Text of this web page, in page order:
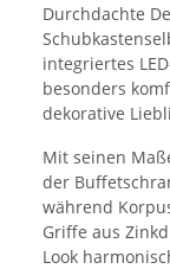
Durchdachte
integriertes
besonders
dekorative
Mit seinen
der
während
Griffe aus
Look